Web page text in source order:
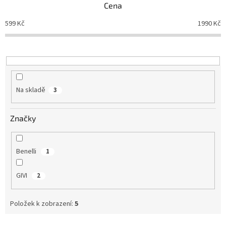
o
d
k
t
Cena
599Kč 1990Kč
Na skladě 3
Značky
Benelli 1
GIVI 2
Položek k zobrazení: 5